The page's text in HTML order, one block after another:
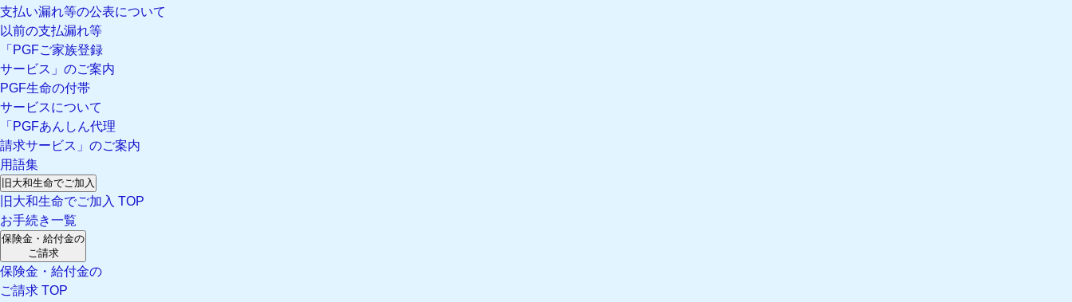
支払い漏れ等の公表について
以前の支払漏れ等
「PGFご家族登録
サービス」のご案内
PGF生命の付帯
サービスについて
「PGFあんしん代理
請求サービス」のご案内
用語集
旧大和生命でご加入
旧大和生命でご加入 TOP
お手続き一覧
保険金・給付金の
ご請求
保険金・給付金の
ご請求 TOP